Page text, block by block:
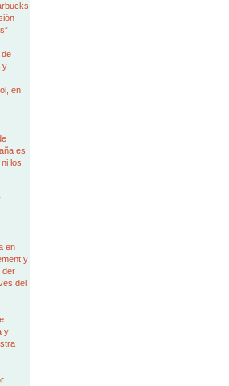
y
en
es
los
en
y
der
del
y